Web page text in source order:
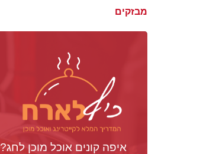
מבזקים
איפה קונים אוכל מוכן לחג?